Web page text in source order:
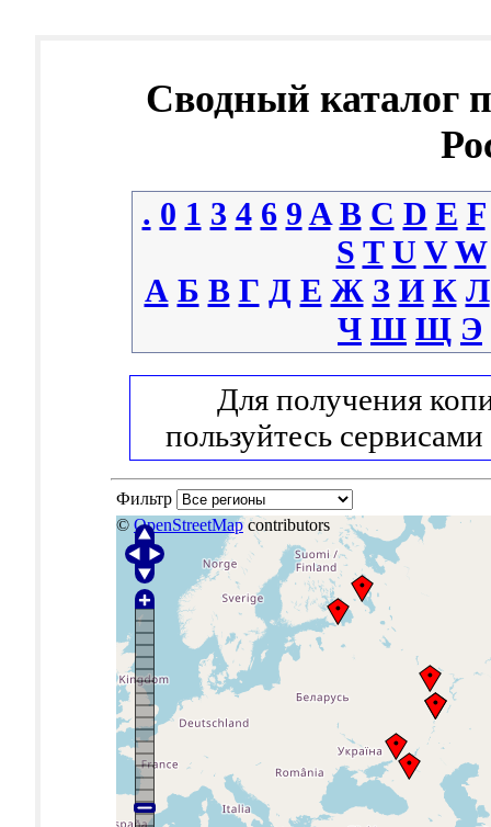
Сводный каталог
. 0 1 3 4 6 9 A B C D E F
S T U V W
А Б В Г Д Е Ж З И К Л
Ч Ш Щ Э
Для получения
пользуйтесь сервисами
Фильтр
© OpenStreetMapcontributors